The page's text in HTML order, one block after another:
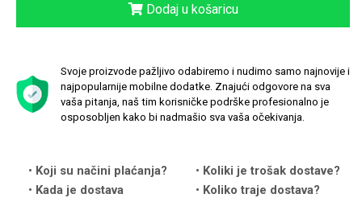
Dodaj u košaricu
Svoje proizvode pažljivo odabiremo i nudimo samo najnovije i
najpopularnije mobilne dodatke. Znajući odgovore na sva
vaša pitanja, naš tim korisničke podrške profesionalno je
osposobljen kako bi nadmašio sva vaša očekivanja.
Koji su načini plaćanja?
Koliki je trošak dostave?
Kada je dostava
Koliko traje dostava?
Love motivi I Need Some Space